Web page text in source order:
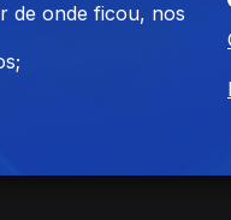
de onde ficou, nos